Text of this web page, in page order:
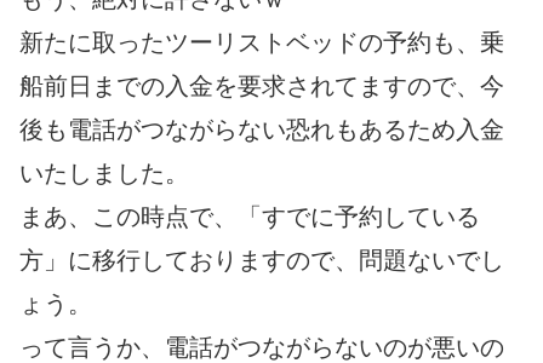
新たに取ったツーリストベッドの予約も、乗
船前日までの入金を要求されてますので、今
後も電話がつながらない恐れもあるため入金
いたしました。
まあ、この時点で、「すでに予約している
方」に移行しておりますので、問題ないでし
ょう。
って言うか、電話がつながらないのが悪いの